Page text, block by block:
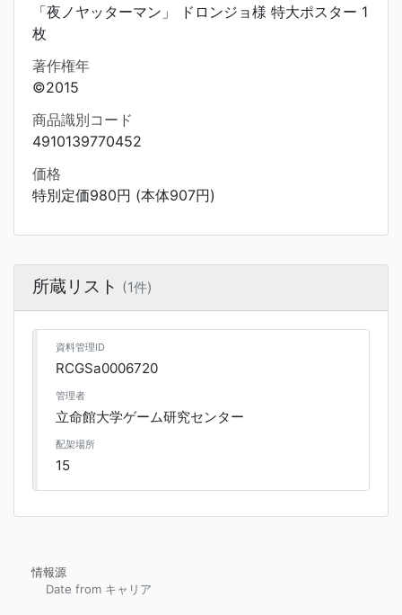
「夜ノヤッターマン」 ドロンジョ様 特大ポスター 1
枚
著作権年
©2015
商品識別コード
4910139770452
価格
特別定価980円 (本体907円)
所蔵リスト (1件)
資料管理ID
RCGSa0006720
管理者
立命館大学ゲーム研究センター
配架場所
15
情報源
Date from キャリア